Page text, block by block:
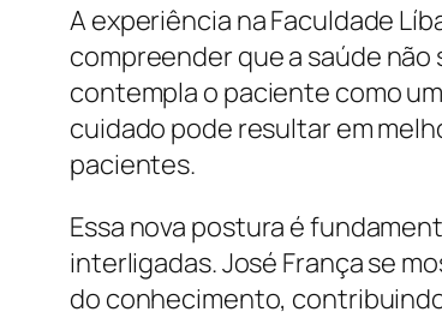
A experiência na Faculdade
compreender que a saúde
contempla o paciente como
cuidado pode resultar em
pacientes.
Essa nova postura é
interligadas. José França se
do conhecimento,